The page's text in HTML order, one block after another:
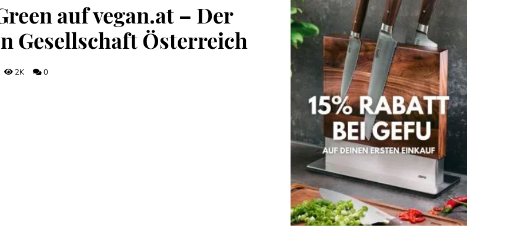
auf vegan.at – Der
Gesellschaft Österreich
2K 0